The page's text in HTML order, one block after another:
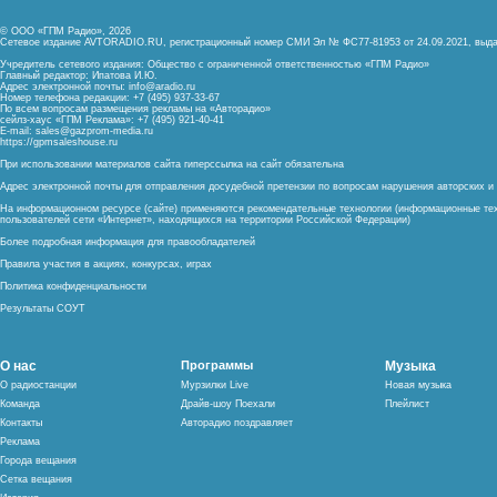
© ООО «ГПМ Радио», 2026
Сетевое издание AVTORADIO.RU, регистрационный номер СМИ Эл № ФС77-81953 от 24.09.2021,
Учредитель сетевого издания: Общество с ограниченной ответственностью «ГПМ Радио»
Главный редактор: Ипатова И.Ю.
Адрес электронной почты: info@aradio.ru
Номер телефона редакции: +7 (495) 937-33-67
По всем вопросам размещения рекламы на «Авторадио»
сейлз-хаус «ГПМ Реклама»: +7 (495) 921-40-41
E-mail: sales@gazprom-media.ru
https://gpmsaleshouse.ru
При использовании материалов сайта гиперссылка на сайт обязательна
Адрес электронной почты для отправления досудебной претензии по вопросам нарушения авторских
На информационном ресурсе (сайте) применяются рекомендательные технологии (информационные
пользователей сети «Интернет», находящихся на территории Российской Федерации)
Более подробная информация для правообладателей
Правила участия в акциях, конкурсах, играх
Политика конфиденциальности
Результаты СОУТ
О нас
О радиостанции
Команда
Контакты
Реклама
Города вещания
Сетка вещания
Программы
Мурзилки Live
Драйв-шоу Поехали
Авторадио поздравляет
Музыка
Новая музыка
Плейлист